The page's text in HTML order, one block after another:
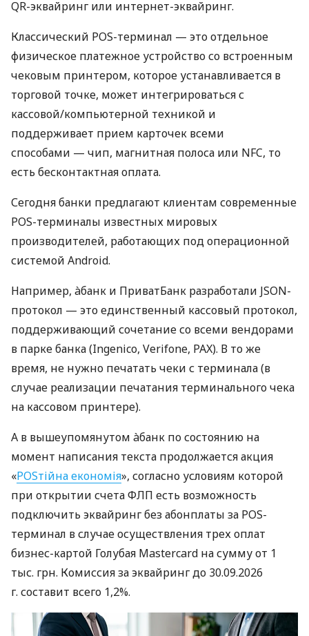
QR-эквайринг или интернет-эквайринг.
Классический POS-терминал — это отдельное
физическое платежное устройство со встроенным
чековым принтером, которое устанавливается в
торговой точке, может интегрироваться с
кассовой/компьютерной техникой и
поддерживает прием карточек всеми
способами — чип, магнитная полоса или NFC, то
есть бесконтактная оплата.
Сегодня банки предлагают клиентам современные
POS-терминалы известных мировых
производителей, работающих под операционной
системой Android.
Например, àбанк и ПриватБанк разработали JSON-
протокол — это единственный кассовый протокол,
поддерживающий сочетание со всеми вендорами
в парке банка (Ingenico, Verifone, PAX). В то же
время, не нужно печатать чеки с терминала (в
случае реализации печатания терминального чека
на кассовом принтере).
А в вышеупомянутом àбанк по состоянию на
момент написания текста продолжается акция
«POSтійна економія», согласно условиям которой
при открытии счета ФЛП есть возможность
подключить эквайринг без абонплаты за POS-
терминал в случае осуществления трех оплат
бизнес-картой Голубая Mastercard на сумму от 1
тыс. грн. Комиссия за эквайринг до 30.09.2026
г. составит всего 1,2%.